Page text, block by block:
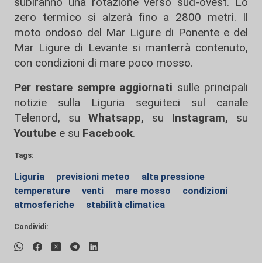
zero termico si alzerà fino a 2800 metri. Il
moto ondoso del Mar Ligure di Ponente e del
Mar Ligure di Levante si manterrà contenuto,
con condizioni di mare poco mosso.
Per restare sempre aggiornati sulle principali
notizie sulla Liguria seguiteci sul canale
Telenord, su
Whatsapp, su Instagram, su
Youtube e su Facebook.
Tags:
Liguria previsioni meteo
alta pressione
temperature
venti mare mosso
condizioni
atmosferiche
stabilità climatica
Condividi: